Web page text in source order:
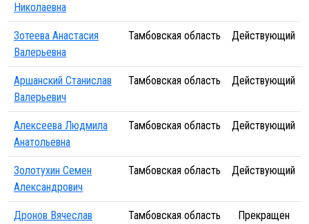
Николаевна
Зотеева Анастасия
Валерьевна
Тамбовская область Действующий
Аршанский Станислав
Валерьевич
Тамбовская область Действующий
Алексеева Людмила
Анатольевна
Тамбовская область Действующий
Золотухин Семен
Александрович
Тамбовская область Действующий
Дронов Вячеслав
Тамбовская область Прекращен